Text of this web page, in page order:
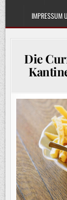
IMPRESSUM
Die